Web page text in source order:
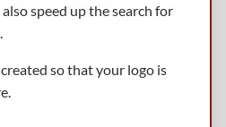
speed up the search for
so that your logo is